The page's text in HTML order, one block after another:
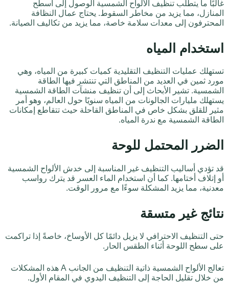
غالبًا ما يتطلب تنظيف الألواح الشمسية الوصول إلى أسطح
المنازل، مما يزيد من مخاطر السقوط. يحتاج عمال النظافة
المحترفون إلى معدات سلامة خاصة، مما يزيد من تكاليف الصيانة.
استخدام المياه
تستهلك عمليات التنظيف التقليدية كميات كبيرة من المياه، وهي
مورد ثمين في العديد من المناطق التي تنتشر فيها الطاقة
الشمسية. تشير الأبحاث إلى أن تنظيف منشآت الطاقة الشمسية
يستهلك مليارات الجالونات من المياه سنويًا حول العالم، وهو أمر
مثير للقلق بشكل خاص في المناطق القاحلة حيث تتقاطع إمكانات
الطاقة الشمسية مع ندرة المياه.
الضرر المحتمل للوحة
قد تؤدي أساليب التنظيف غير المناسبة إلى خدش الألواح الشمسية
أو إتلاف أختامها. كما أن استخدام الماء العسر قد يترك رواسب
معدنية، مما يزيد المشكلة سوءًا مع مرور الوقت.
نتائج غير متسقة
حتى التنظيف الاحترافي لا يزيل دائمًا كل الأوساخ، خاصةً إذا تراكمت
على سطح اللوحة أثناء الطقس الحار.
تعالج الألواح الشمسية ذاتية التنظيف من الجانب A هذه المشكلات
من خلال تقليل الحاجة إلى التنظيف اليدوي في المقام الأول.